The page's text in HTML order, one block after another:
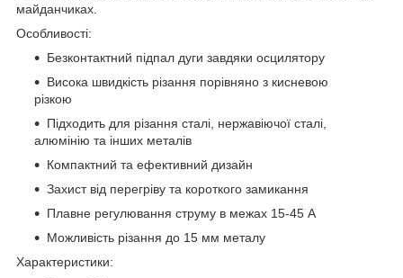
майданчиках.
Особливості:
Безконтактний підпал дуги завдяки осцилятору
Висока швидкість різання порівняно з кисневою
різкою
Підходить для різання сталі, нержавіючої сталі,
алюмінію та інших металів
Компактний та ефективний дизайн
Захист від перегріву та короткого замикання
Плавне регулювання струму в межах 15-45 А
Можливість різання до 15 мм металу
Характеристики: